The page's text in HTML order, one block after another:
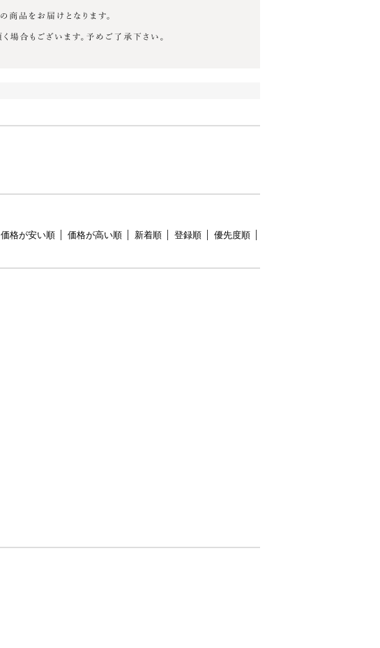
価格が安い順 価格が高い順 新着順 登録順 優先度順